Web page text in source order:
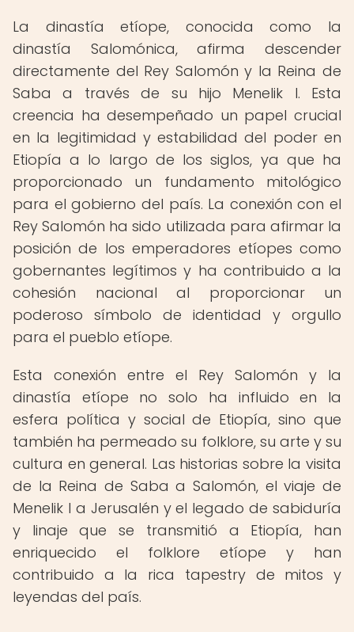
La dinastía etíope, conocida como la
dinastía Salomónica, afirma descender
directamente del Rey Salomón y la Reina de
Saba a través de su hijo Menelik I. Esta
creencia ha desempeñado un papel crucial
en la legitimidad y estabilidad del poder en
Etiopía a lo largo de los siglos, ya que ha
proporcionado un fundamento mitológico
para el gobierno del país. La conexión con el
Rey Salomón ha sido utilizada para afirmar la
posición de los emperadores etíopes como
gobernantes legítimos y ha contribuido a la
cohesión nacional al proporcionar un
poderoso símbolo de identidad y orgullo
para el pueblo etíope.
Esta conexión entre el Rey Salomón y la
dinastía etíope no solo ha influido en la
esfera política y social de Etiopía, sino que
también ha permeado su folklore, su arte y su
cultura en general. Las historias sobre la visita
de la Reina de Saba a Salomón, el viaje de
Menelik I a Jerusalén y el legado de sabiduría
y linaje que se transmitió a Etiopía, han
enriquecido el folklore etíope y han
contribuido a la rica tapestry de mitos y
leyendas del país.